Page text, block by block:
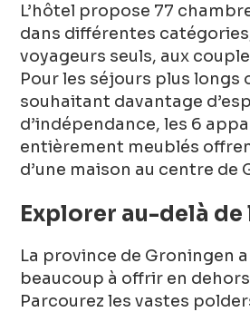
L’hôtel propose 77
dans différentes
voyageurs seuls, aux
Pour les séjours plus longs
souhaitant davantage
d’indépendance, les 6
entièrement meublés
d’une maison au centre de
Explorer au-delà de
La province de Groningen
beaucoup à offrir en
Parcourez les vastes